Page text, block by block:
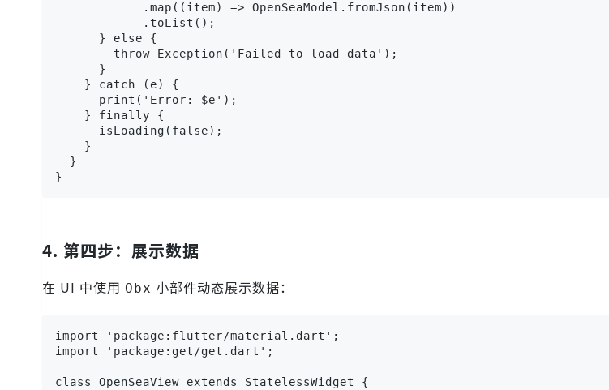
            .map((item) => OpenSeaModel.fromJson(item))
            .toList();
      } else {
        throw Exception('Failed to load data');
      }
    } catch (e) {
      print('Error: $e');
    } finally {
      isLoading(false);
    }
  }
}
4. 第四步：展示数据
在 UI 中使用 Obx 小部件动态展示数据：
import 'package:flutter/material.dart';
import 'package:get/get.dart';
class OpenSeaView extends StatelessWidget {